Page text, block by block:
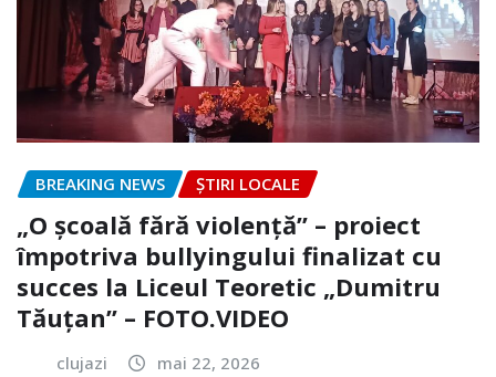
BREAKING NEWS ȘTIRI LOCALE
„O școală fără violență” – proiect
împotriva bullyingului finalizat cu
succes la Liceul Teoretic „Dumitru
Tăuțan” – FOTO.VIDEO
clujazi mai 22, 2026